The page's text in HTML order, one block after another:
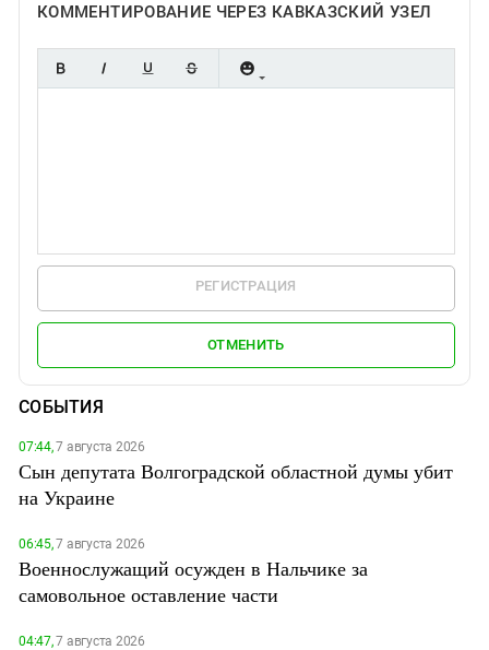
КОММЕНТИРОВАНИЕ ЧЕРЕЗ КАВКАЗСКИЙ УЗЕЛ
РЕГИСТРАЦИЯ
ОТМЕНИТЬ
СОБЫТИЯ
07:44,7 августа 2026
Сын депутата Волгоградской областной думы убит
на Украине
06:45,7 августа 2026
Военнослужащий осужден в Нальчике за
самовольное оставление части
04:47,7 августа 2026